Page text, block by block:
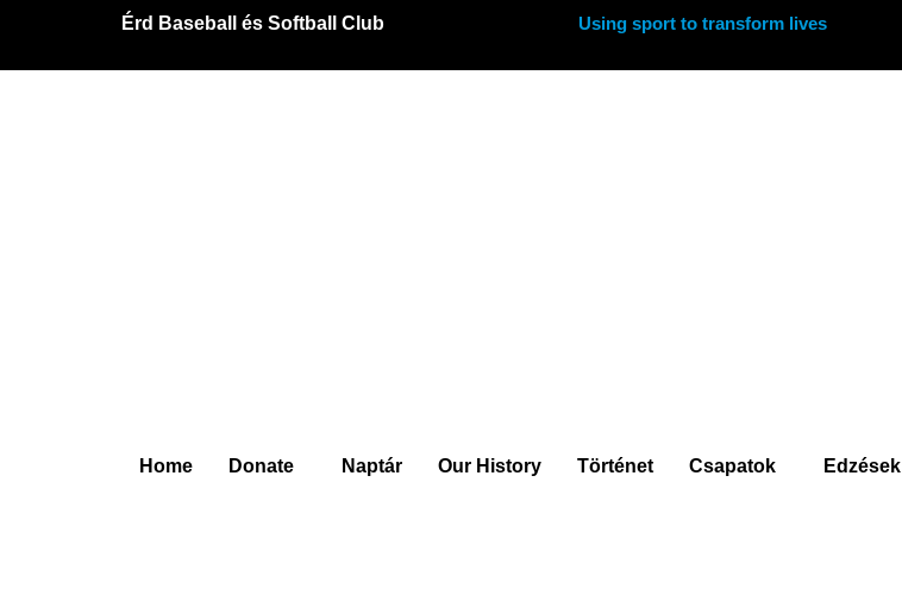
content
Érd Baseball és Softball Club Using sport to transform lives
Home Donate Naptár Our History Történet Csapatok Edzések